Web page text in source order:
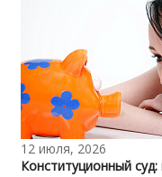
12 июля, 2026
Конституционный